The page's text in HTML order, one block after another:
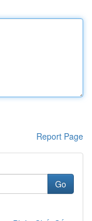
Report Page
Go